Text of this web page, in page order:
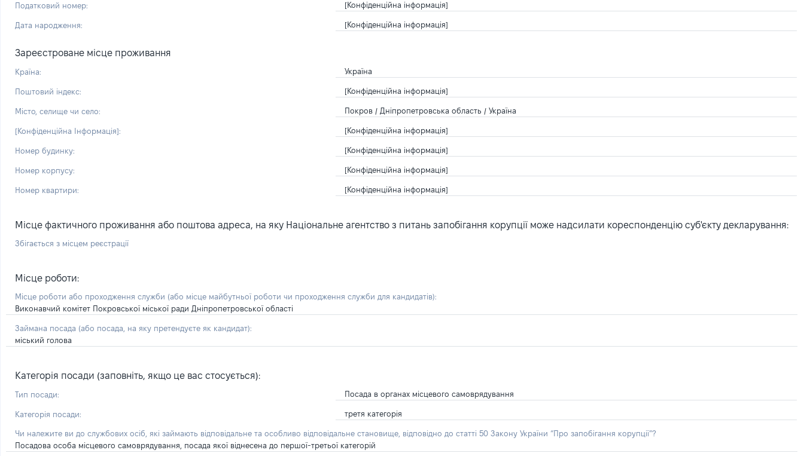
Податковий номер: [Конфіденційна інформація]
Дата народження: [Конфіденційна інформація]
Зареєстроване місце проживання
Країна: Україна
Поштовий індекс: [Конфіденційна інформація]
Місто, селище чи село: Покров / Дніпропетровська область / Україна
[Конфіденційна Інформація]: [Конфіденційна інформація]
Номер будинку: [Конфіденційна інформація]
Номер корпусу: [Конфіденційна інформація]
Номер квартири: [Конфіденційна інформація]
Місце фактичного проживання або поштова адреса, на яку Національне агентство з питань запобігання корупції може надсилати кореспонденцію суб'єкту декларування:
Збігається з місцем реєстрації
Місце роботи:
Місце роботи або проходження служби (або місце майбутньої роботи чи проходження служби для кандидатів):
Виконавчий комітет Покровської міської ради Дніпропетровської області
Займана посада (або посада, на яку претендуєте як кандидат):
міський голова
Категорія посади (заповніть, якщо це вас стосується):
Тип посади: Посада в органах місцевого самоврядування
Категорія посади: третя категорія
Чи належите ви до службових осіб, які займають відповідальне та особливо відповідальне становище, відповідно до статті 50 Закону України “Про запобігання корупції”?
Посадова особа місцевого самоврядування, посада якої віднесена до першої-третьої категорій